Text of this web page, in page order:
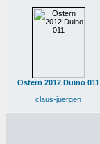
Ostern 2012 Duino 011
claus-juergen